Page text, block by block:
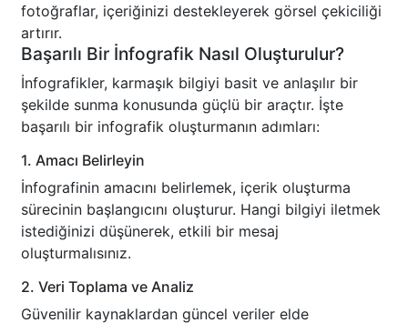
fotoğraflar, içeriğinizi destekleyerek görsel çekiciliği
artırır.
Başarılı Bir İnfografik Nasıl Oluşturulur?
İnfografikler, karmaşık bilgiyi basit ve anlaşılır bir
şekilde sunma konusunda güçlü bir araçtır. İşte
başarılı bir infografik oluşturmanın adımları:
1. Amacı Belirleyin
İnfografinin amacını belirlemek, içerik oluşturma
sürecinin başlangıcını oluşturur. Hangi bilgiyi iletmek
istediğinizi düşünerek, etkili bir mesaj
oluşturmalısınız.
2. Veri Toplama ve Analiz
Güvenilir kaynaklardan güncel veriler elde